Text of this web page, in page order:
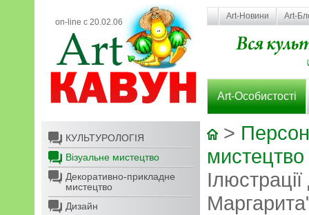
on-line с 20.02.06
Art-Новини Art-
Art-Особистості
КУЛЬТУРОЛОГІЯ
Візуальне мистецтво
Декоративно-прикладне
мистецтво
Дизайн
>
мистецтво